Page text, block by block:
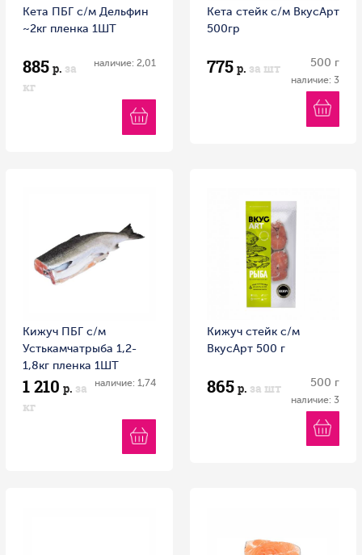
Кета ПБГ с/м Дельфин
~2кг пленка 1ШТ
885 р. за
кг
наличие: 2,01
Кета стейк с/м ВкусАрт
500гр
775 р. за шт 500 г
наличие: 3
Кижуч ПБГ с/м
Устькамчатрыба 1,2-
1,8кг пленка 1ШТ
1 210 р. за
кг
наличие: 1,74
Кижуч стейк с/м
ВкусАрт 500 г
865 р. за шт 500 г
наличие: 3